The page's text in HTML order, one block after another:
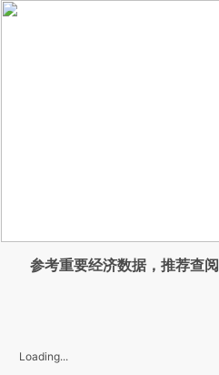
参考重要经济数据，推荐查阅
Loading...